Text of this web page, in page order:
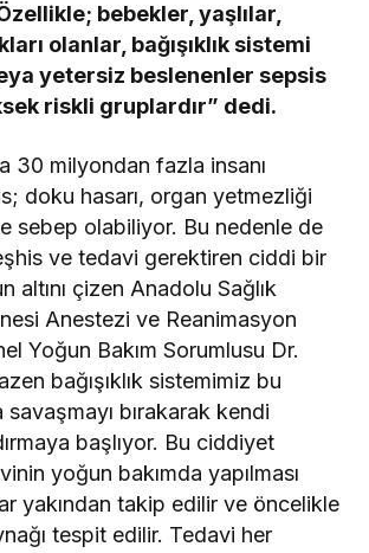
bebekler, yaşlılar,
olanlar, bağışıklık sistemi
yetersiz beslenenler sepsis
riskli gruplardır” dedi.
30 milyondan fazla insanı
doku hasarı, organ yetmezliği
sebep olabiliyor. Bu nedenle de
ve tedavi gerektiren ciddi bir
altını çizen Anadolu Sağlık
Anestezi ve Reanimasyon
Yoğun Bakım Sorumlusu Dr.
bağışıklık sistemimiz bu
bırakarak kendi
başlıyor. Bu ciddiyet
yoğun bakımda yapılması
yakından takip edilir ve öncelikle
tespit edilir. Tedavi her